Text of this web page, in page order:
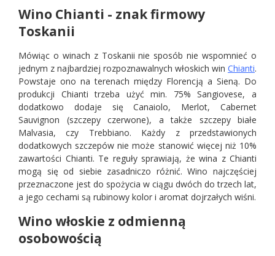
Wino Chianti - znak firmowy
Toskanii
Mówiąc o winach z Toskanii nie sposób nie wspomnieć o
jednym z najbardziej rozpoznawalnych włoskich win Chianti.
Powstaje ono na terenach między Florencją a Sieną. Do
produkcji Chianti trzeba użyć min. 75% Sangiovese, a
dodatkowo dodaje się Canaiolo, Merlot, Cabernet
Sauvignon (szczepy czerwone), a także szczepy białe
Malvasia, czy Trebbiano. Każdy z przedstawionych
dodatkowych szczepów nie może stanowić więcej niż 10%
zawartości Chianti. Te reguły sprawiają, że wina z Chianti
mogą się od siebie zasadniczo różnić. Wino najczęściej
przeznaczone jest do spożycia w ciągu dwóch do trzech lat,
a jego cechami są rubinowy kolor i aromat dojrzałych wiśni.
Wino włoskie z odmienną
osobowością